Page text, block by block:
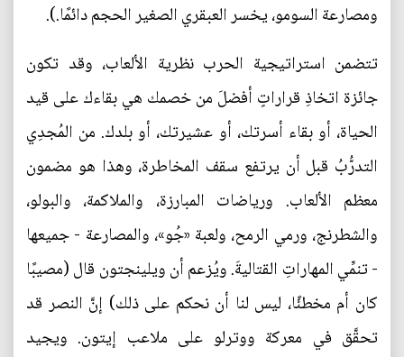
ومصارعة السومو، يخسر العبقري الصغير الحجم دائمًا.).
تتضمن استراتيجية الحرب نظرية الألعاب، وقد تكون
جائزة اتخاذِ قراراتٍ أفضلَ من خصمك هي بقاءك على قيد
الحياة، أو بقاء أسرتك، أو عشيرتك، أو بلدك. من المُجدِي
التدرُّبُ قبل أن يرتفع سقف المخاطرة، وهذا هو مضمون
معظم الألعاب. ورياضات المبارزة، والملاكمة، والبولو،
والشطرنج، ورمي الرمح، ولعبة «جُو»، والمصارعة - جميعها
- تنمِّي المهاراتِ القتاليةَ. ويُزعم أن ويلينجتون قال (مصيبًا
كان أم مخطئًا، ليس لنا أن نحكم على ذلك) إنَّ النصر قد
تحقَّق في معركة ووترلو على ملاعب إيتون. ويجيد